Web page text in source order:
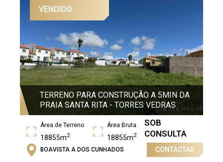
VENDIDO
TERRENO PARA CONSTRUÇÃO A 5MIN DA
PRAIA SANTA RITA - TORRES VEDRAS
Área de Terreno
18855m2
Área Bruta
18855m2
SOB
CONSULTA
BOAVISTA A DOS CUNHADOS CONTACTAR